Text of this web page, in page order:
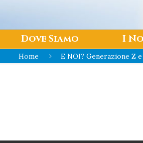
Dove Siamo I
Home E NOI? Generazione Z